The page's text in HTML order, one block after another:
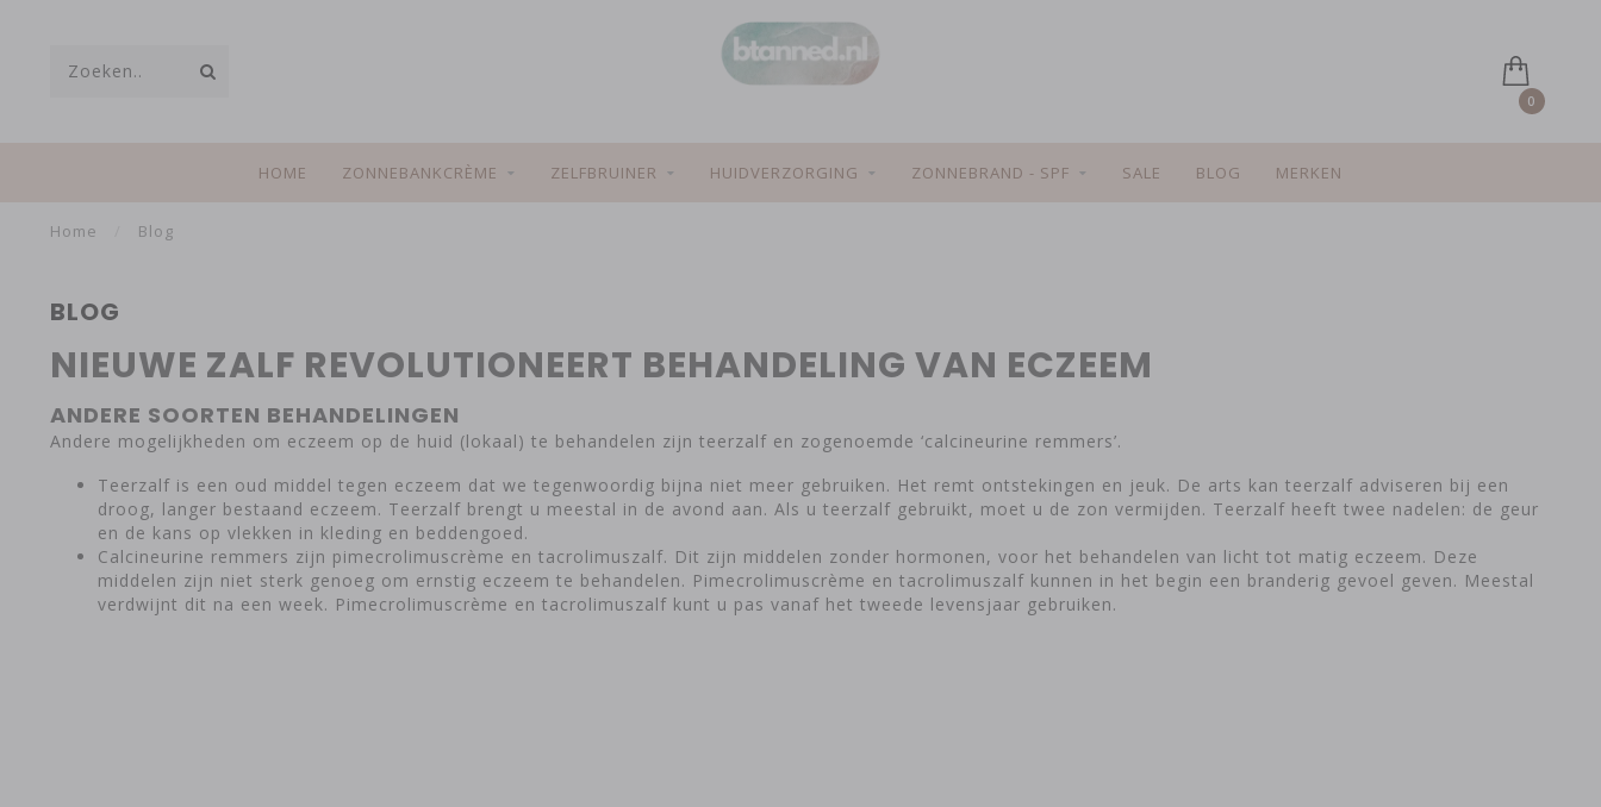
0
HOME ZONNEBANKCRÈME ZELFBRUINER HUIDVERZORGING ZONNEBRAND - SPF SALE BLOG MERKEN
Home Blog
BLOG
NIEUWE ZALF REVOLUTIONEERT BEHANDELING VAN ECZEEM
ANDERE SOORTEN BEHANDELINGEN
Andere mogelijkheden om eczeem op de huid (lokaal) te behandelen zijn teerzalf en zogenoemde ‘calcineurine remmers’.
Teerzalf is een oud middel tegen eczeem dat we tegenwoordig bijna niet meer gebruiken. Het remt ontstekingen en jeuk. De arts kan teerzalf adviseren bij een
droog, langer bestaand eczeem. Teerzalf brengt u meestal in de avond aan. Als u teerzalf gebruikt, moet u de zon vermijden. Teerzalf heeft twee nadelen: de geur
en de kans op vlekken in kleding en beddengoed.
Calcineurine remmers zijn pimecrolimuscrème en tacrolimuszalf. Dit zijn middelen zonder hormonen, voor het behandelen van licht tot matig eczeem. Deze
middelen zijn niet sterk genoeg om ernstig eczeem te behandelen. Pimecrolimuscrème en tacrolimuszalf kunnen in het begin een branderig gevoel geven. Meestal
verdwijnt dit na een week. Pimecrolimuscrème en tacrolimuszalf kunt u pas vanaf het tweede levensjaar gebruiken.